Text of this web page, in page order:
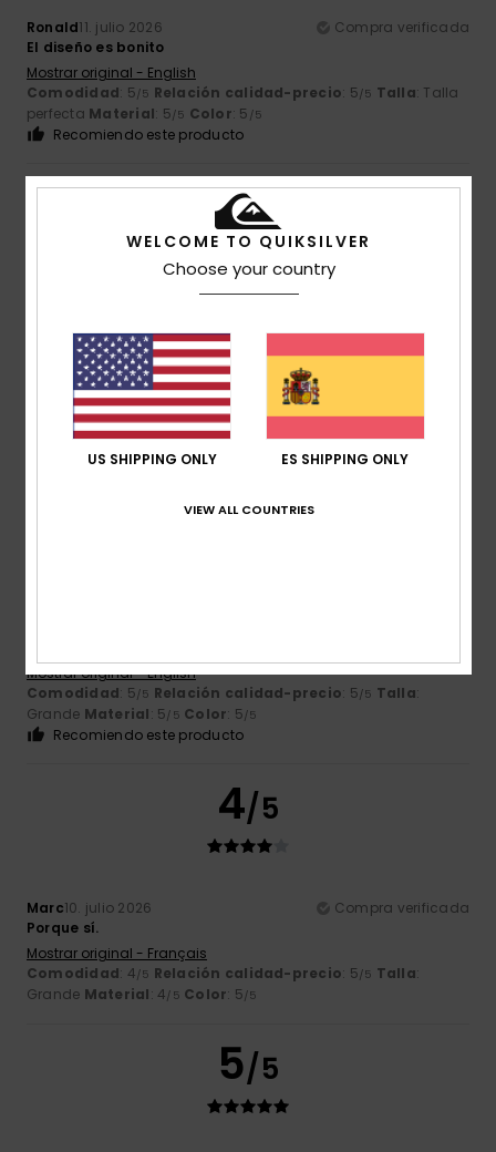
Ronald11. julio 2026
Compra verificada
El diseño es bonito
Mostrar original - English
Comodidad: 5/5 Relación calidad-precio: 5/5 Talla: Talla
perfecta Material: 5/5 Color: 5 /5
Recomiendo este producto
5/5
Mostrar original - English
Comodidad: 5/5 Relación calidad-precio
GrandeMaterial: 5/5 Color: 5
Recomiendo este producto
5/5
Mostrar original - English
Comodidad: 5/5 Relación calidad-precio: 5/5 Talla:
Grande Material: 5/5 Color: 5/5
Recomiendo este producto
4/5
Marc10. julio 2026
Compra verificada
Porque sí.
Mostrar original - Français
Comodidad: 4/5 Relación calidad-precio: 5/5 Talla:
Grande Material: 4/5 Color: 5/5
5/5
WELCOME TO QUIKSILVER
Choose your country
US SHIPPING ONLY ES SHIPPING ONLY
VIEW ALL COUNTRIES